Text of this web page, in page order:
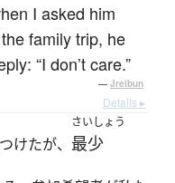
I asked him
family trip, he
“I don’t care.”
— Jreibun
Details ▸
けたが、
さいしょう
最少